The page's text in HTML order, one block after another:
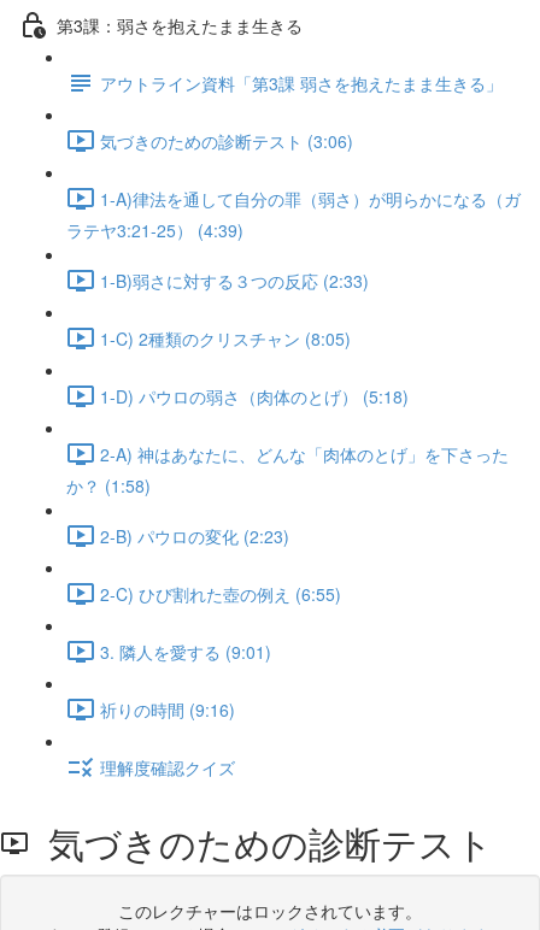
第3課：弱さを抱えたまま生きる
アウトライン資料「第3課 弱さを抱えたまま生きる」
気づきのための診断テスト (3:06)
1-A)律法を通して自分の罪（弱さ）が明らかになる（ガ
ラテヤ3:21-25） (4:39)
1-B)弱さに対する３つの反応 (2:33)
1-C) 2種類のクリスチャン (8:05)
1-D) パウロの弱さ（肉体のとげ） (5:18)
2-A) 神はあなたに、どんな「肉体のとげ」を下さった
か？ (1:58)
2-B) パウロの変化 (2:23)
2-C) ひび割れた壺の例え (6:55)
3. 隣人を愛する (9:01)
祈りの時間 (9:16)
理解度確認クイズ
気づきのための診断テスト
このレクチャーはロックされています。